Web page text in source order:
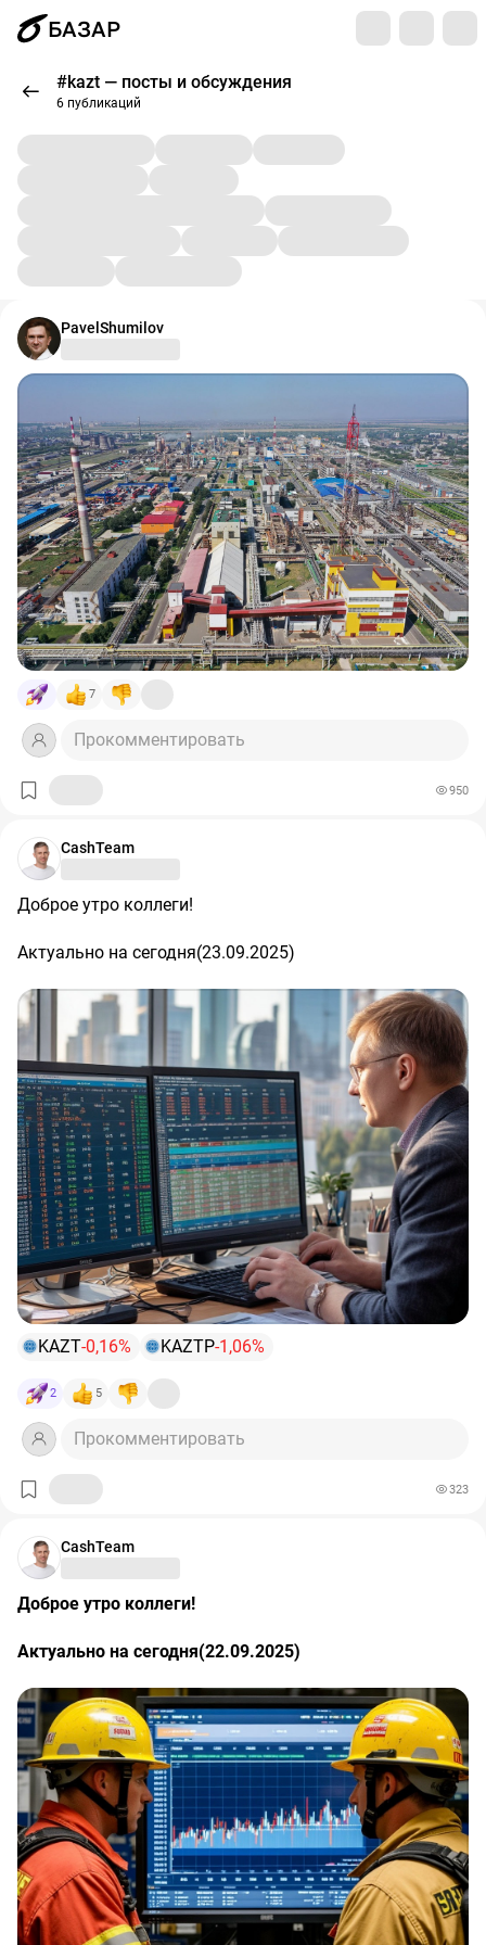
БАЗАР
#kazt — посты и обсуждения
6 публикаций
PavelShumilov
7
Прокомментировать
950
CashTeam
Доброе утро коллеги!
Актуально на сегодня(23.09.2025)
📊Корпоративные события на российском рынке:
#KAZTP
Ожидается закрытие реестра по дивидендам
4₽.
#KAZTОжидается закрытие реестра по дивидендам
4₽.
Котировки валют:
🇺🇸💵Доллар - 84,02₽
🇪🇺💸Евро - 98,96₽
🇨🇳💸Юань - 11,73₽
Всем продуктивного дня!
$KAZTP $KAZT
#kaztp
#kazt
KAZT-0,16% KAZTP-1,06%
2 5
Прокомментировать
323
CashTeam
Доброе утро коллеги!
Актуально на сегодня(22.09.2025)
Корпоративные события на российском рынке:
#OZON Последний торговый день в стакана Т+1 на
мосбирже.
#OZPHожидается BOCA по дивидендам за 6 мес. 2025
года.
#KAZTпоследний день с дивидендом 4₽.
#KAZT последний день с дивидендом 4₽.